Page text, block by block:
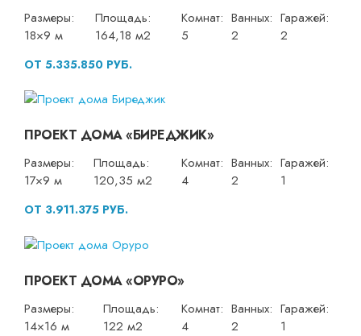
Размеры:
18×9 м
Площадь:
164,18 м2
Комнат:
5
Ванных:
2
Гаражей:
2
ОТ 5.335.850 РУБ.
ПРОЕКТ ДОМА «БИРЕДЖИК»
Размеры:
17×9 м
Площадь:
120,35 м2
Комнат:
4
Ванных:
2
Гаражей:
1
ОТ 3.911.375 РУБ.
ПРОЕКТ ДОМА «ОРУРО»
Размеры:
14×16 м
Площадь:
122 м2
Комнат:
4
Ванных:
2
Гаражей:
1